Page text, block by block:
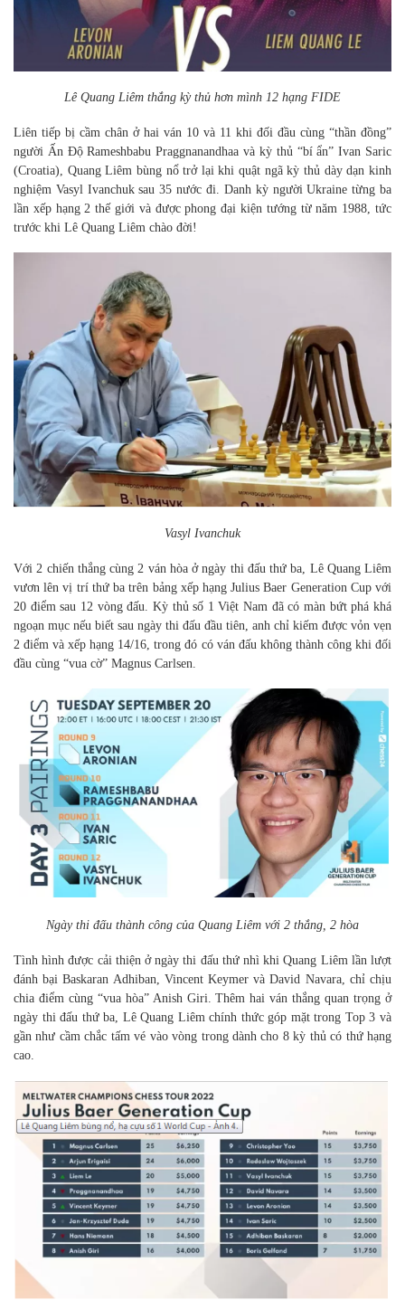
Lê Quang Liêm thắng kỳ thủ hơn mình 12 hạng FIDE
Liên tiếp bị cầm chân ở hai ván 10 và 11 khi đối đầu cùng “thần đồng”
người Ấn Độ Rameshbabu Praggnanandhaa và kỳ thủ “bí ẩn” Ivan Saric
(Croatia), Quang Liêm bùng nổ trở lại khi quật ngã kỳ thủ dày dạn kinh
nghiệm Vasyl Ivanchuk sau 35 nước đi. Danh kỳ người Ukraine từng ba
lần xếp hạng 2 thế giới và được phong đại kiện tướng từ năm 1988, tức
trước khi Lê Quang Liêm chào đời!
Vasyl Ivanchuk
Với 2 chiến thắng cùng 2 ván hòa ở ngày thi đấu thứ ba, Lê Quang Liêm
vươn lên vị trí thứ ba trên bảng xếp hạng Julius Baer Generation Cup với
20 điểm sau 12 vòng đấu. Kỳ thủ số 1 Việt Nam đã có màn bứt phá khá
ngoạn mục nếu biết sau ngày thi đấu đầu tiên, anh chỉ kiếm được vỏn vẹn
2 điểm và xếp hạng 14/16, trong đó có ván đấu không thành công khi đối
đầu cùng “vua cờ” Magnus Carlsen.
Ngày thi đấu thành công của Quang Liêm với 2 thắng, 2 hòa
Tình hình được cải thiện ở ngày thi đấu thứ nhì khi Quang Liêm lần lượt
đánh bại Baskaran Adhiban, Vincent Keymer và David Navara, chỉ chịu
chia điểm cùng “vua hòa” Anish Giri. Thêm hai ván thắng quan trọng ở
ngày thi đấu thứ ba, Lê Quang Liêm chính thức góp mặt trong Top 3 và
gần như cầm chắc tấm vé vào vòng trong dành cho 8 kỳ thủ có thứ hạng
cao.